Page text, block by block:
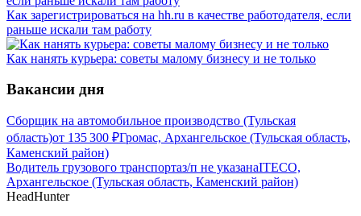
Как зарегистрироваться на hh.ru в качестве работодателя, если
раньше искали там работу
Как нанять курьера: советы малому бизнесу и не только
Вакансии дня
Сборщик на автомобильное производство (Тульская
область)от 135 300 ₽Громас, Архангельское (Тульская область,
Каменский район)
Водитель грузового транспортаз/п не указанаITECO,
Архангельское (Тульская область, Каменский район)
HeadHunter